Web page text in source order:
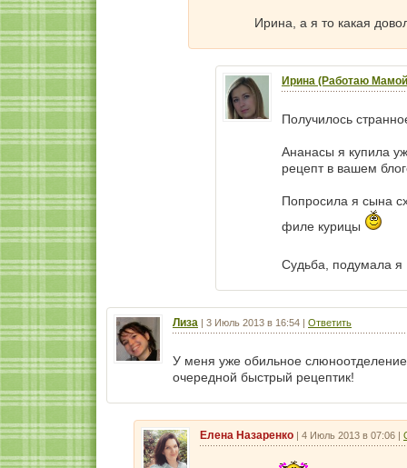
Ирина, а я то какая
Ирина (Работаю
Получилось
Ананасы я купила
рецепт в вашем
Попросила я сына
филе курицы
Судьба, подумала я
Лиза | 3 Июль 2013 в 16:54 | Ответить
У меня уже обильное
очередной быстрый рецептик!
Елена Назаренко | 4 Июль 2013 в 07:06 |